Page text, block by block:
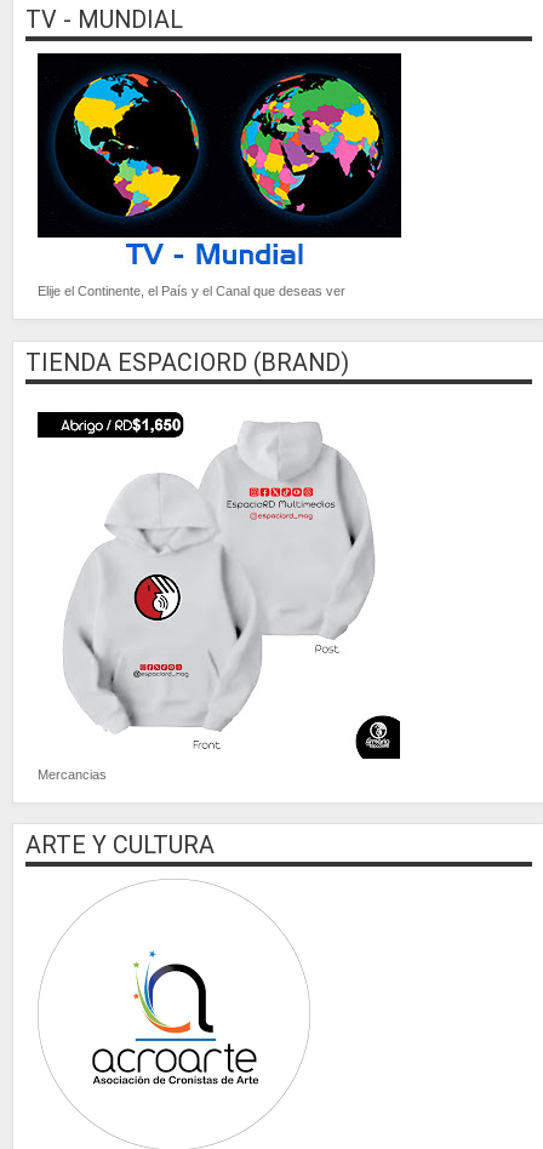
TV - MUNDIAL
Elije el Continente, el País y el Canal que deseas ver
TIENDA ESPACIORD (BRAND)
Mercancias
ARTE Y CULTURA